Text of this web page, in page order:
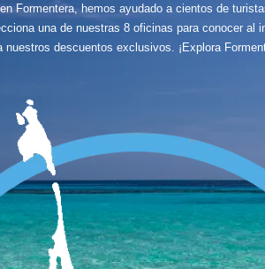
Formentera, hemos ayudado a cientos de
una de nuestras 8 oficinas para conocer al
nuestros descuentos exclusivos. ¡Explora